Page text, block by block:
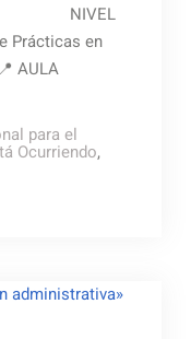
NIVEL
Prácticas en
AULA
para el
Ocurriendo,